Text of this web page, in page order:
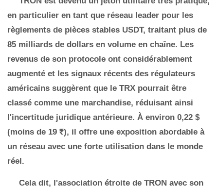
en particulier en tant que réseau leader pour les
règlements de pièces stables USDT, traitant plus de
85 milliards de dollars en volume en chaîne. Les
revenus de son protocole ont considérablement
augmenté et les signaux récents des régulateurs
américains suggèrent que le TRX pourrait être
classé comme une marchandise, réduisant ainsi
l'incertitude juridique antérieure. À environ 0,22 $
(moins de 19 ₹), il offre une exposition abordable à
un réseau avec une forte utilisation dans le monde
réel.
Cela dit, l'association étroite de TRON avec son